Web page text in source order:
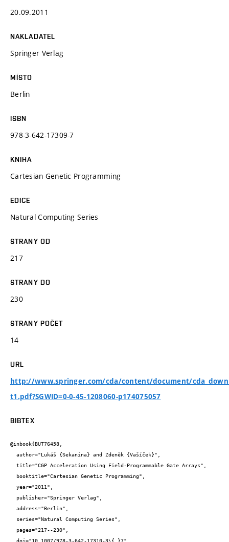
20.09.2011
NAKLADATEL
Springer Verlag
MÍSTO
Berlin
ISBN
978-3-642-17309-7
KNIHA
Cartesian Genetic Programming
EDICE
Natural Computing Series
STRANY OD
217
STRANY DO
230
STRANY POČET
14
URL
http://www.springer.com/cda/content/document/
t1.pdf?SGWID=0-0-45-1208060-p174075057
BIBTEX
@inbook{BUT76458,